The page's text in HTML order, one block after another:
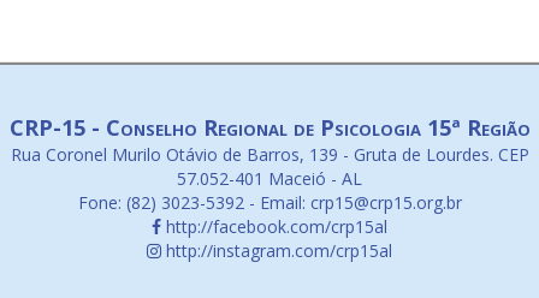
CRP-15 - Conselho Regional de Psicologia 15ª Região
Rua Coronel Murilo Otávio de Barros, 139 - Gruta de Lourdes. CEP
57.052-401 Maceió - AL
Fone: (82) 3023-5392 - Email: crp15@crp15.org.br
http://facebook.com/crp15al
http://instagram.com/crp15al